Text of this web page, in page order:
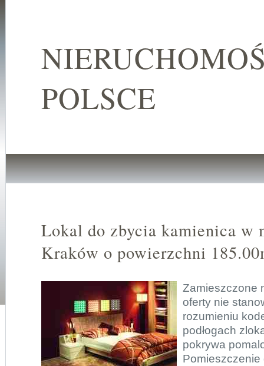
POLSCE
Lokal do zbycia kamienica w
Kraków o powierzchni
Zamieszczone
oferty nie
rozumieniu
podłogach
pokrywa
Pomieszczenie